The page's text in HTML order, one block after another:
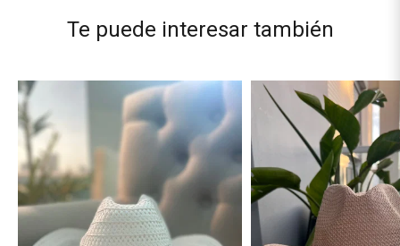
Te puede interesar también